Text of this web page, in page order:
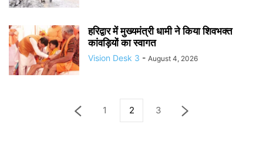
हरिद्वार में मुख्यमंत्री धामी ने किया शिवभक्त
कांवड़ियों का स्वागत
Vision Desk 3 - August 4, 2026
1 2 3